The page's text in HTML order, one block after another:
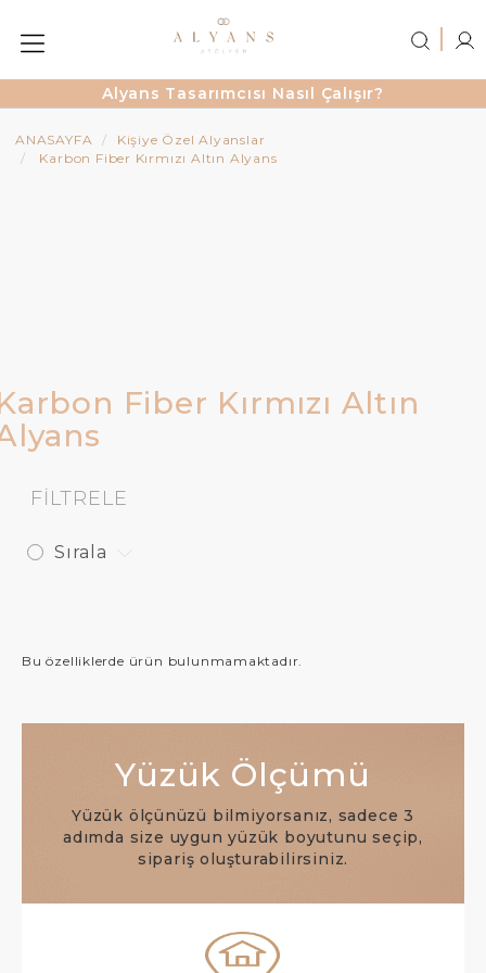
Alyans Tasarımcısı Nasıl Çalışır?
ANASAYFA
Kişiye Özel Alyanslar
Karbon Fiber Kırmızı Altın Alyans
Fiber Kırmızı Altın
FİLTRELE
Sırala
Bu özelliklerde ürün bulunmamaktadır.
Yüzük Ölçümü
Yüzük ölçünüzü bilmiyorsanız, sadece 3
adımda size uygun yüzük boyutunu seçip,
sipariş oluşturabilirsiniz.